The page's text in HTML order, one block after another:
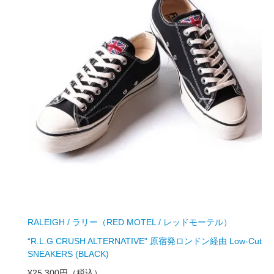
RALEIGH / ラリー（RED MOTEL / レッドモーテル）
“R.L.G CRUSH ALTERNATIVE” 原宿発ロンドン経由 Low-Cut
SNEAKERS (BLACK)